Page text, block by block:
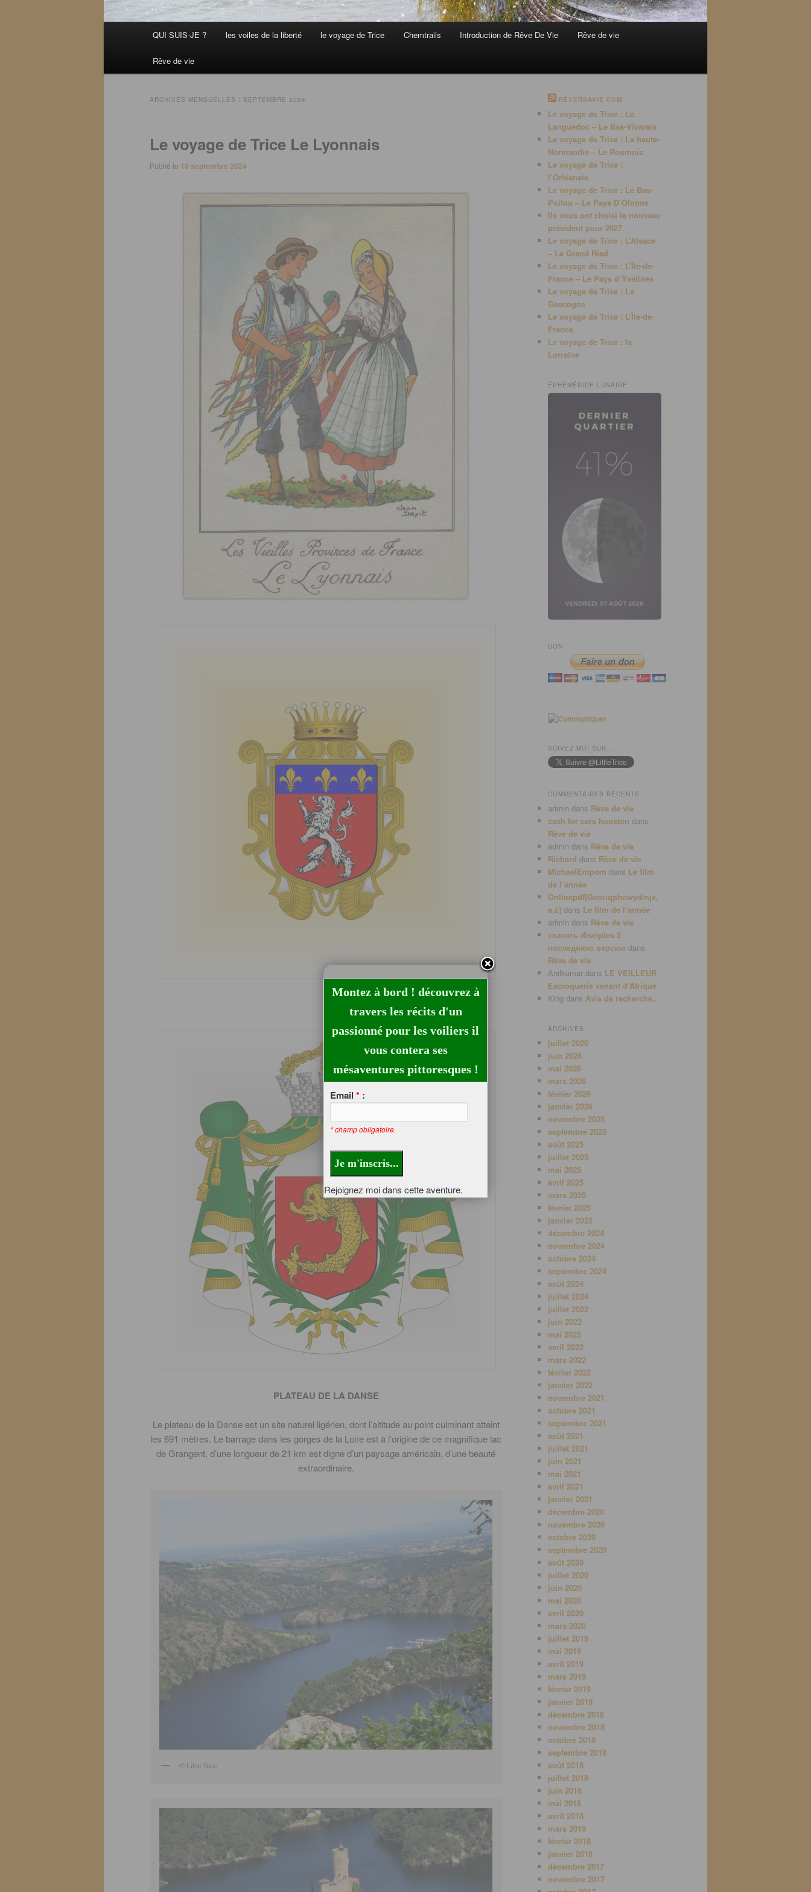
QUI SUIS-JE ? les voiles de la liberté le voyage de Trice Chemtrails Introduction de Rêve De Vie Rêve de vie
Rêve de vie
ARCHIVES MENSUELLES : SEPTEMBRE 2024
Le voyage de Trice Le Lyonnais
Publié le 18 septembre 2024
PLATEAU DE LA DANSE
Le plateau de la Danse est un site naturel ligérien, dont l’altitude au point culminant atteint
les 691 mètres. Le barrage dans les gorges de la Loire est à l’origine de ce magnifique lac
de Grangent, d’une longueur de 21 km est digne d’un paysage américain, d’une beauté
extraordinaire.
© Little Trice
RÊVERSAVIE.COM
Le voyage de Trice : Le
Languedoc – Le Bas-Vivarais
Le voyage de Trice : La haute-
Normandie – Le Roumois
Le voyage de Trice :
l’Orléanais
Le voyage de Trice : Le Bas-
Poitou – Le Pays D’Olonne
Ils vous ont choisi le nouveau
président pour 2027
Le voyage de Trice : L’Alsace
– Le Grand Ried
Le voyage de Trice : L’Île-de-
France – Le Pays d’Yvelines
Le voyage de Trice : La
Gascogne
Le voyage de Trice : L’Île-de-
France
Le voyage de Trice : la
Lorraine
ÉPHÉMÉRIDE LUNAIRE
DON
SUIVEZ-MOI SUR…
COMMENTAIRES RÉCENTS
admin dans Rêve de vie
cash for cars houston dans
Rêve de vie
admin dans Rêve de vie
Richard dans Rêve de vie
MichaelEmpom dans Le film
de l’année
Onlinepdf[Georiqphowydinjx,
a,z] dans Le film de l’année
admin dans Rêve de vie
скачать disciples 2
последнюю версию dans
Rêve de vie
Anilkumar dans LE VEILLEUR
Escroquerie venant d’Afrique
King dans Avis de recherche..
ARCHIVES
juillet 2026
juin 2026
mai 2026
mars 2026
février 2026
janvier 2026
novembre 2025
septembre 2025
août 2025
juillet 2025
mai 2025
avril 2025
mars 2025
février 2025
janvier 2025
décembre 2024
novembre 2024
octobre 2024
septembre 2024
août 2024
juillet 2024
juillet 2022
juin 2022
mai 2022
avril 2022
mars 2022
février 2022
janvier 2022
novembre 2021
octobre 2021
septembre 2021
août 2021
juillet 2021
juin 2021
mai 2021
avril 2021
janvier 2021
décembre 2020
novembre 2020
octobre 2020
septembre 2020
août 2020
juillet 2020
juin 2020
mai 2020
avril 2020
mars 2020
juillet 2019
mai 2019
avril 2019
mars 2019
février 2019
janvier 2019
décembre 2018
novembre 2018
octobre 2018
septembre 2018
août 2018
juillet 2018
juin 2018
mai 2018
avril 2018
mars 2018
février 2018
janvier 2018
décembre 2017
novembre 2017
Montez à bord ! découvrez à
travers les récits d'un
passionné pour les voiliers il
vous contera ses
mésaventures pittoresques !
Email * :
* champ obligatoire.
Rejoignez moi dans cette aventure.